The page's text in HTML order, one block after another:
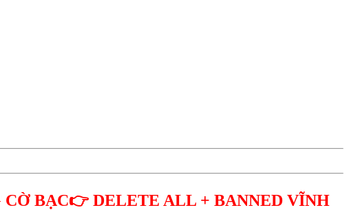
CỜ BẠC👉 DELETE ALL + BANNED VĨNH